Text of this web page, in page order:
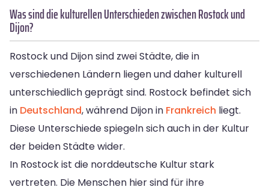
Was sind die kulturellen Unterschieden zwischen Rostock und
Dijon?
Rostock und Dijon sind zwei Städte, die in
verschiedenen Ländern liegen und daher kulturell
unterschiedlich geprägt sind. Rostock befindet sich
in Deutschland, während Dijon in Frankreich liegt.
Diese Unterschiede spiegeln sich auch in der Kultur
der beiden Städte wider.
In Rostock ist die norddeutsche Kultur stark
vertreten. Die Menschen hier sind für ihre